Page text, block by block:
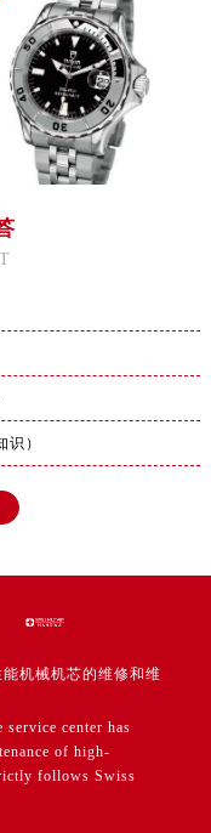
）
机械机芯的维修和维
service center has
of high-
follows Swiss